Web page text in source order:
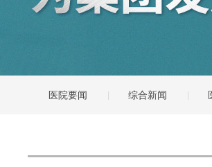
医院要闻 综合新闻